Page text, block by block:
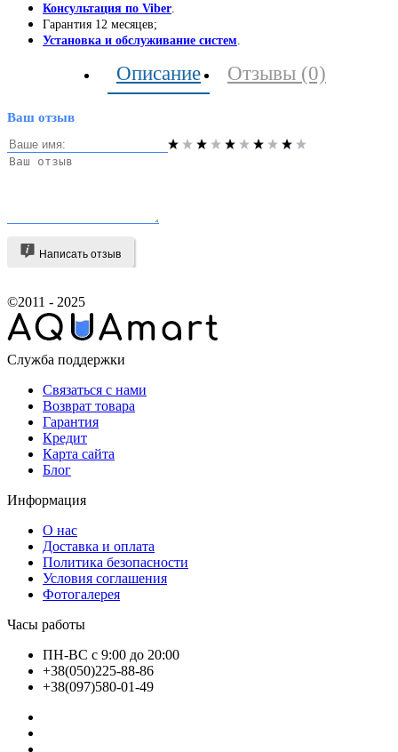
Консультация по Viber
Гарантия 12 месяцев;
Установка и обслуживание систем
Описание Отзывы (0)
Ваш отзыв
Написать отзыв
©2011 - 2025
Служба поддержки
Связаться с нами
Возврат товара
Гарантия
Кредит
Карта сайта
Блог
Информация
О нас
Доставка и оплата
Политика безопасности
Условия соглашения
Фотогалерея
Часы работы
ПН-ВС с 9:00 до 20:00
+38(050)225-88-86
+38(097)580-01-49